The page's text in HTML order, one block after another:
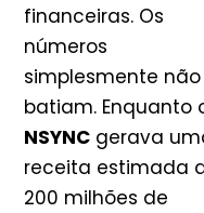
financeiras. Os
números
simplesmente não
batiam. Enquanto
NSYNC gerava
receita estimada
200 milhões de